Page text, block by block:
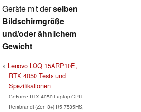
Geräte mit derselben
Bildschirmgröße
und/oder ähnlichem
Gewicht
Lenovo LOQ 15ARP10E,
RTX 4050 Tests und
Spezifikationen
GeForce RTX 4050 Laptop GPU,
Rembrandt (Zen 3+) R5 7535HS,